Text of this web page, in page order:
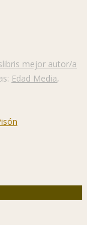
mejor autor/a
Edad Media,